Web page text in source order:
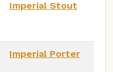
Imperial Stout
Imperial Porter